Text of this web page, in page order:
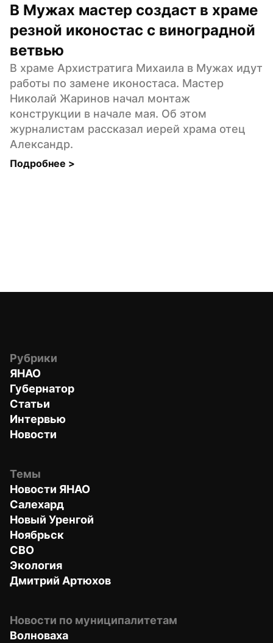
В Мужах мастер создаст в храме
резной иконостас с виноградной
ветвью
В храме Архистратига Михаила в Мужах идут
работы по замене иконостаса. Мастер
Николай Жаринов начал монтаж
конструкции в начале мая. Об этом
журналистам рассказал иерей храма отец
Александр.
Подробнее >
Рубрики
ЯНАО
Губернатор
Статьи
Интервью
Новости
Темы
Новости ЯНАО
Салехард
Новый Уренгой
Ноябрьск
СВО
Экология
Дмитрий Артюхов
Новости по муниципалитетам
Волноваха